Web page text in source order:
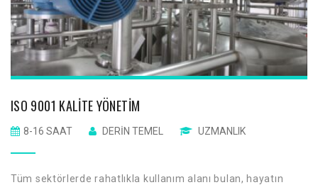
ISO 9001 KALITE YÖNETIM
8-16 SAAT DERIN TEMEL UZMANLIK
Tüm sektörlerde rahatlıkla kullanım alanı bulan, hayatın